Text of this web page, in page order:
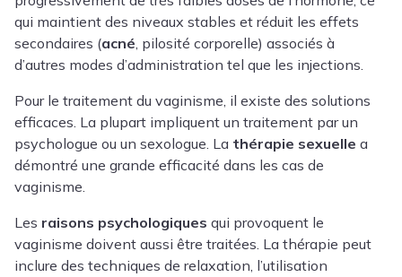
qui maintient des niveaux stables et réduit les effets
secondaires (acné, pilosité corporelle) associés à
d’autres modes d’administration tel que les injections.
Pour le traitement du vaginisme, il existe des solutions
efficaces. La plupart impliquent un traitement par un
psychologue ou un sexologue. La thérapie sexuelle a
démontré une grande efficacité dans les cas de
vaginisme.
Les raisons psychologiques qui provoquent le
vaginisme doivent aussi être traitées. La thérapie peut
inclure des techniques de relaxation, l’utilisation